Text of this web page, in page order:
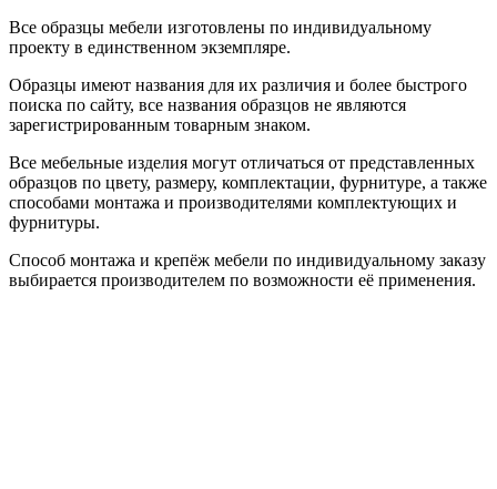
Все образцы мебели изготовлены по индивидуальному
проекту в единственном экземпляре.
Образцы имеют названия для их различия и более быстрого
поиска по сайту, все названия образцов не являются
зарегистрированным товарным знаком.
Все мебельные изделия могут отличаться от представленных
образцов по цвету, размеру, комплектации, фурнитуре, а также
способами монтажа и производителями комплектующих и
фурнитуры.
Способ монтажа и крепёж мебели по индивидуальному заказу
выбирается производителем по возможности её применения.